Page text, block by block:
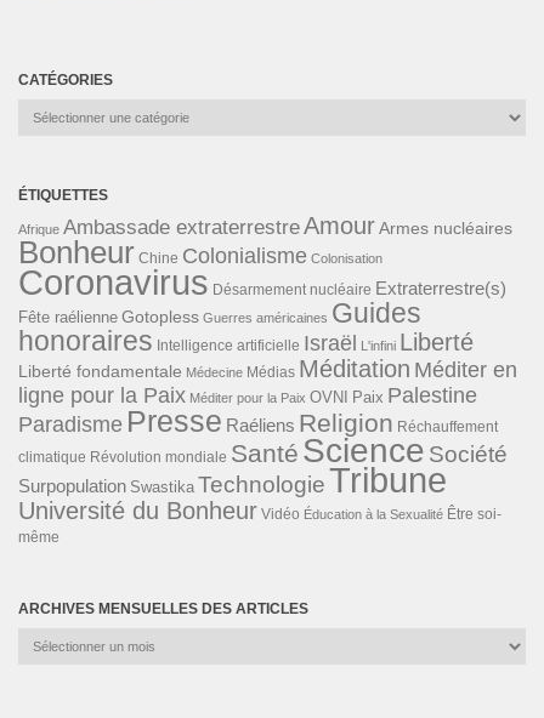
CATÉGORIES
Catégories
ÉTIQUETTES
Afrique Ambassade extraterrestreAmourArmes nucléaires
Bonheur Chine Colonialisme Colonisation
Coronavirus Désarmement nucléaire Extraterrestre(s)
Fête raélienne Gotopless Guerres américaines Guides
honoraires Intelligence artificielle Israël L'infini Liberté
Liberté fondamentale Médecine Médias Méditation Méditer en
ligne pour la Paix Méditer pour la Paix OVNI Paix Palestine
Paradisme Presse Raéliens Religion Réchauffement
climatique Révolution mondiale Santé Science Société
Surpopulation Swastika TechnologieTribune
Université du Bonheur Vidéo Éducation à la Sexualité Être soi-
même
ARCHIVES MENSUELLES DES ARTICLES
Archives